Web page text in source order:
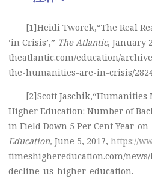
[1]Heidi Tworek,“The Real
‘in Crisis’,” The Atlantic, January
theatlantic.com/education/
the-humanities-are-in-crisis/
[2]Scott
Higher Education: Number of
in Field Down 5 Per Cent Year-
Education,June 5, 2017,https://
timeshighereducation.com/
decline-us-higher-education.